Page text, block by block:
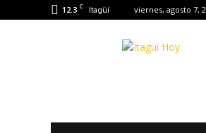
12.3 C Itagüí viernes, agosto 7,
Itagüí